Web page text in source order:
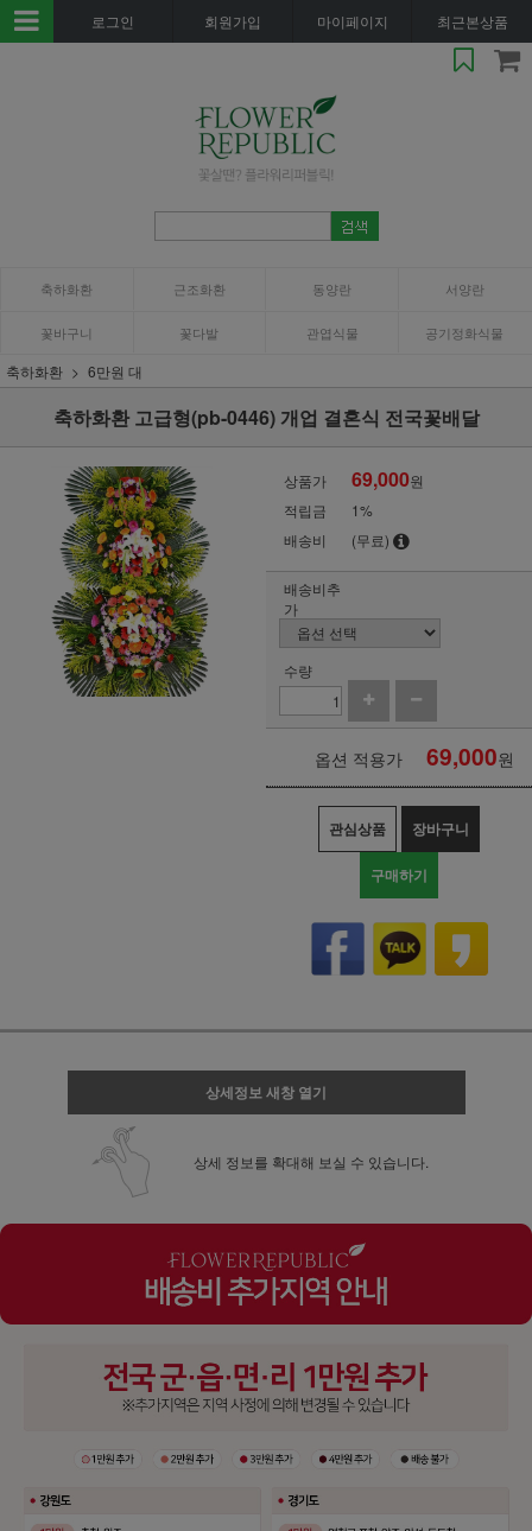
로그인 회원가입 마이페이지 최근본상품
축하화환 근조화환 동양란 서양란
꽃바구니 꽃다발 관엽식물 공기정화식물
축하화환 6만원 대
축하화환 고급형(pb-0446) 개업 결혼식 전국꽃배달
상품가 69,000원
적립금
1%
배송비
(무료)
배송비추
가
수량
옵션 적용가 69,000원
관심상품 장바구니
구매하기
상세정보 새창 열기
상세 정보를 확대해 보실 수 있습니다.